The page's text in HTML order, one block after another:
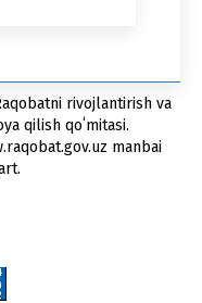
rivojlantirish va
qilish qoʻmitasi.
manbai